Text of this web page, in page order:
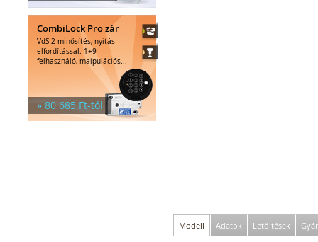
CombiLock Pro zár
VdS 2 minősítés, nyitás
elfordítással. 1+9
felhasználó, maipulációs...
» 80 685 Ft-tól
Modell Adatok Letöltések